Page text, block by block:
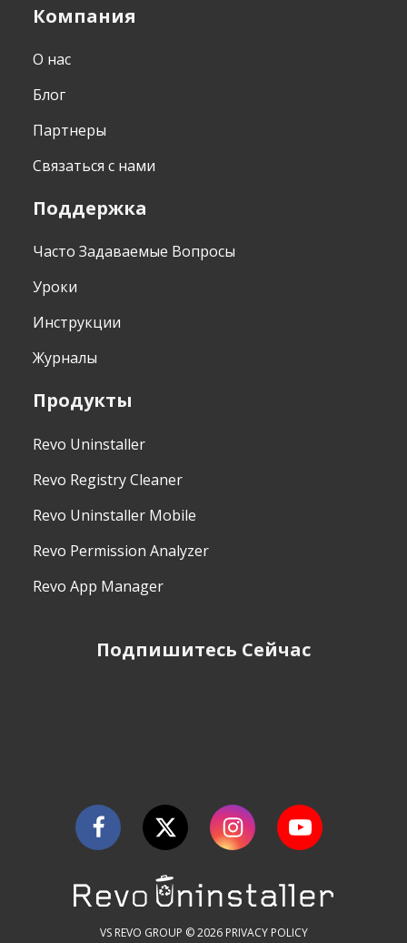
Компания
О нас
Блог
Партнеры
Связаться с нами
Поддержка
Часто Задаваемые Вопросы
Уроки
Инструкции
Журналы
Продукты
Revo Uninstaller
Revo Registry Cleaner
Revo Uninstaller Mobile
Revo Permission Analyzer
Revo App Manager
Подпишитесь Сейчас
VS REVO GROUP © 2026 PRIVACY POLICY